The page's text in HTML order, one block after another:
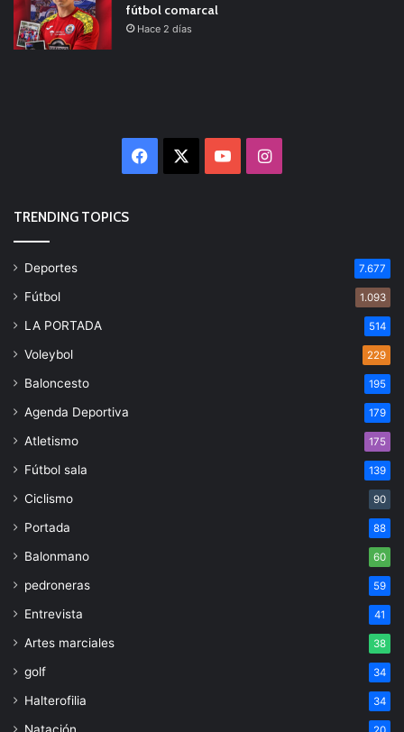
fútbol comarcal
Hace 2 días
Facebook YouTubeInstagram
TRENDING TOPICS
Deportes 7.677
Fútbol 1.093
LA PORTADA 514
Voleybol 229
Baloncesto 195
Agenda Deportiva 179
Atletismo 175
Fútbol sala 139
Ciclismo 90
Portada 88
Balonmano 60
pedroneras 59
Entrevista 41
Artes marciales 38
golf 34
Halterofilia 34